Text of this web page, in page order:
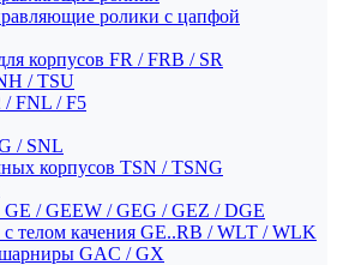
ролики с цапфой
корпусов FR / FRB / SR
/ TSU
/ FNL / F5
/ SNL
корпусов TSN / TSNG
/ GEEW / GEG / GEZ / DGE
телом качения GE..RB / WLT / WLK
GAC / GX